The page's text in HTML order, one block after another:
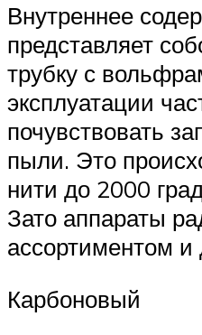
Внутреннее
представляет
трубку с
эксплуатации
почувствовать
пыли. Это
нити до 2000
Зато аппараты
ассортиментом и
Карбоновый